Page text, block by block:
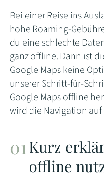
Bei einer Reise ins
hohe Roaming-
du eine schlechte
ganz offline. Dann ist
Google Maps keine
unserer Schritt-für-
Google Maps offline
wird die Navigation auf
Kurz
offline